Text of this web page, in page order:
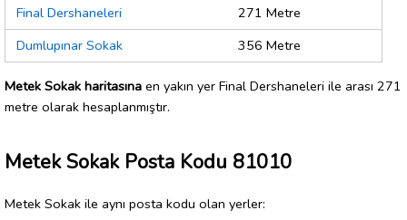
Final Dershaneleri
271 Metre
Dumlupınar Sokak
356 Metre
Metek Sokak haritasına en yakın yer Final Dershaneleri ile arası 271
metre olarak hesaplanmıştır.
Metek Sokak Posta Kodu 81010
Metek Sokak ile aynı posta kodu olan yerler: